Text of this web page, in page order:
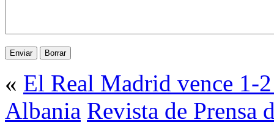
« El Real Madrid vence 1-
Albania Revista de Prensa